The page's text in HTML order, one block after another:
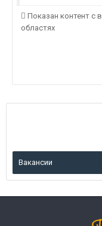
Показан контент с
областях
Вакансии